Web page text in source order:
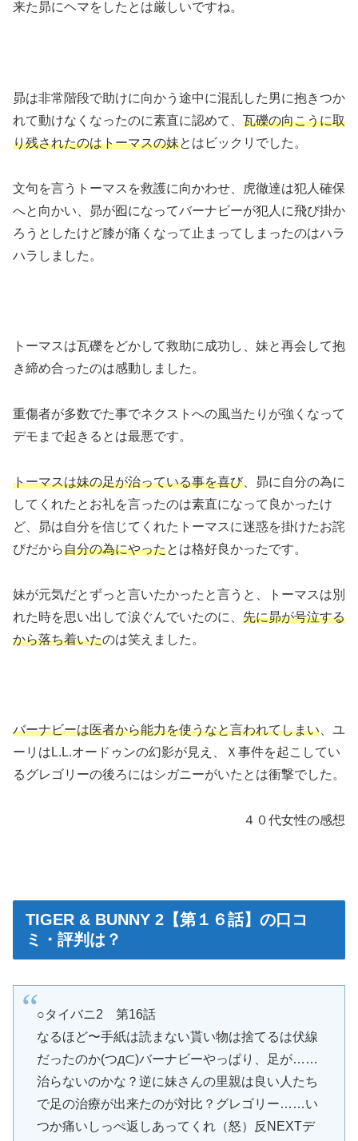
来た昴にヘマをしたとは厳しいですね。
昴は非常階段で助けに向かう途中に混乱した男に抱きつか
れて動けなくなったのに素直に認めて、 瓦礫の向こうに取
り残されたのはトーマスの妹とはビックリでした。
文句を言うトーマスを救護に向かわせ、虎徹達は犯人確保
へと向かい、昴が囮になってバーナビーが犯人に飛び掛か
ろうとしたけど膝が痛くなって止まってしまったのはハラ
ハラしました。
トーマスは瓦礫をどかして救助に成功し、妹と再会して抱
き締め合ったのは感動しました。
重傷者が多数でた事でネクストへの風当たりが強くなって
デモまで起きるとは最悪です。
トーマスは妹の足が治っている事を喜び 、昴に自分の為に
してくれたとお礼を言ったのは素直になって良かったけ
ど、昴は自分を信じてくれたトーマスに迷惑を掛けたお詫
びだから自分の為にやったとは格好良かったです。
妹が元気だとずっと言いたかったと言うと、トーマスは別
れた時を思い出して涙ぐんでいたのに、 先に昴が号泣する
から落ち着いたのは笑えました。
バーナビーは医者から能力を使うなと言われてしまい 、ユ
ーリはL.L.オードゥンの幻影が見え、Ｘ事件を起こしてい
るグレゴリーの後ろにはシガニーがいたとは衝撃でした。
４０代女性の感想
TIGER & BUNNY 2【第１６話】の口コ
ミ・評判は？
○タイバニ2 第16話
なるほど〜手紙は読まない貰い物は捨てるは伏線
だったのか(つд⊂)バーナビーやっぱり、足が……
治らないのかな？逆に妹さんの里親は良い人たち
で足の治療が出来たのが対比？グレゴリー……い
つか痛いしっぺ返しあってくれ（怒）反NEXTデ